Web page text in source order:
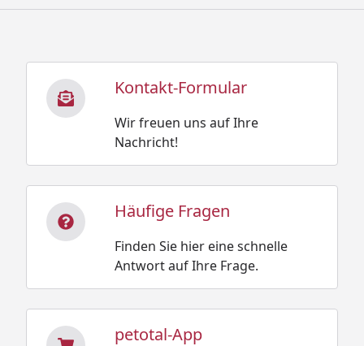
Kontakt-Formular
Wir freuen uns auf Ihre
Nachricht!
Häufige Fragen
Finden Sie hier eine schnelle
Antwort auf Ihre Frage.
petotal-App